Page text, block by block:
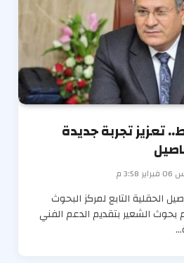
تعزيز تجربة جديدة
م
الحقلية التابع لمركز البحوث
بحوث الشعير بتقديم الدعم الفني